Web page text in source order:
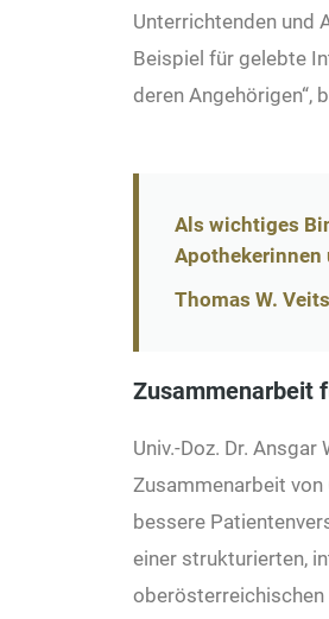
Unterrichtenden und
Beispiel für gelebte
deren Angehörigen“,
Als wichtiges
Apothekerinnen
Thomas W.
Zusammenarbeit
Univ.-Doz. Dr.
Zusammenarbeit
bessere
einer strukturierten,
oberösterreichischen